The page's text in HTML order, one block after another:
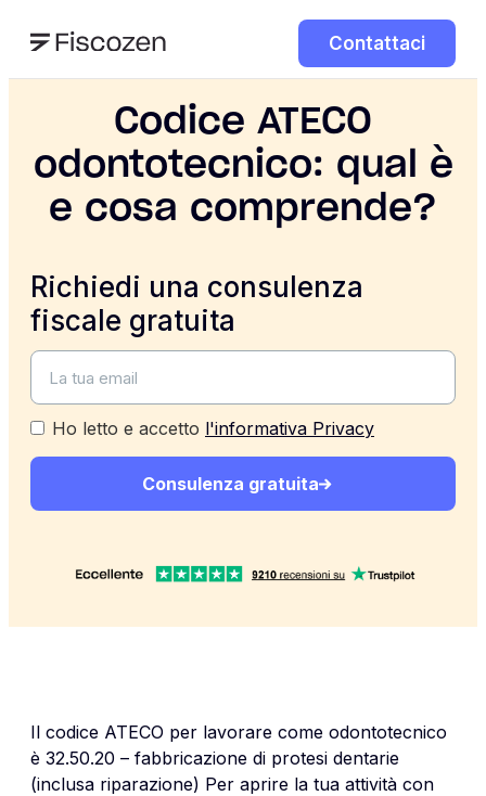
Contattaci
Codice ATECO
odontotecnico: qual è
e cosa comprende?
Richiedi una consulenza
fiscale gratuita
Ho letto e accetto l'informativa Privacy
Consulenza gratuita
Il codice ATECO per lavorare come odontotecnico
è 32.50.20 – fabbricazione di protesi dentarie
(inclusa riparazione) Per aprire la tua attività con